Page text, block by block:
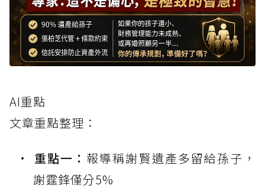
AI重點
文章重點整理：
重點一： 報導稱謝賢遺產多留給孫子，
謝霆鋒僅分5%